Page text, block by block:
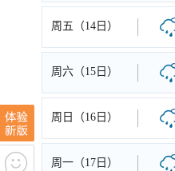
周五（14日）
周六（15日）
周日（16日）
周一（17日）